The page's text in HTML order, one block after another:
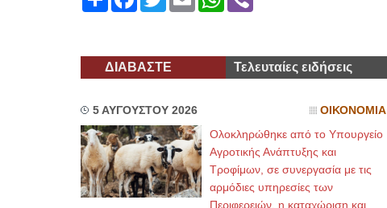
ΔΙΑΒΑΣΤΕ Τελευταίες ειδήσεις
5 ΑΥΓΟΥΣΤΟΥ 2026 ΟΙΚΟΝΟΜΙΑ
Ολοκληρώθηκε από το Υπουργείο
Αγροτικής Ανάπτυξης και
Τροφίμων, σε συνεργασία με τις
αρμόδιες υπηρεσίες των
Περιφερειών, η καταχώριση και